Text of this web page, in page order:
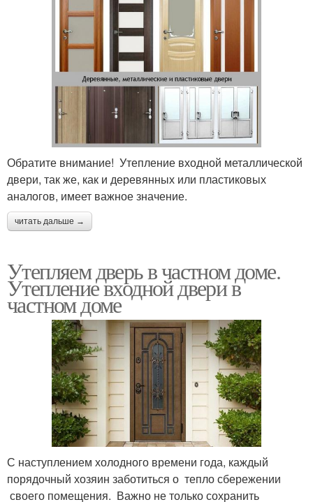
Обратите внимание! Утепление входной металлической
двери, так же, как и деревянных или пластиковых
аналогов, имеет важное значение.
читать дальше →
Утепляем дверь в частном доме.
Утепление входной двери в
частном доме
С наступлением холодного времени года, каждый
порядочный хозяин заботиться о тепло сбережении
своего помещения. Важно не только сохранить